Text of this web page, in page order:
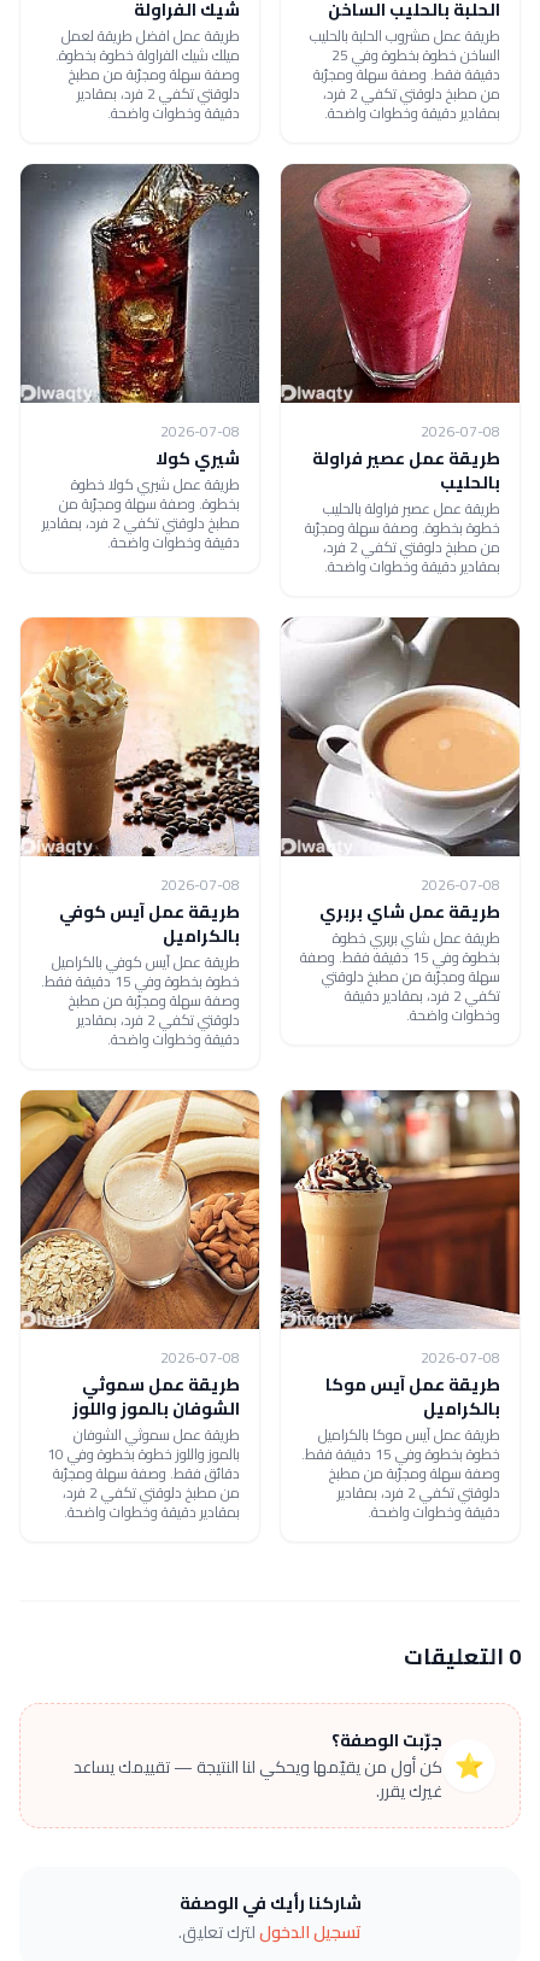
الحلبة بالحليب الساخن
طريقة عمل مشروب الحلبة بالحليب
الساخن خطوة بخطوة وفي 25
دقيقة فقط. وصفة سهلة ومجرّبة
من مطبخ دلوقتي تكفي 2 فرد،
بمقادير دقيقة وخطوات واضحة.
شيك الفراولة
طريقة عمل افضل طريقة لعمل
ميلك شيك الفراولة خطوة بخطوة.
وصفة سهلة ومجرّبة من مطبخ
دلوقتي تكفي 2 فرد، بمقادير
دقيقة وخطوات واضحة.
2026-07-08
طريقة عمل عصير فراولة
بالحليب
طريقة عمل عصير فراولة بالحليب
خطوة بخطوة. وصفة سهلة ومجرّبة
من مطبخ دلوقتي تكفي 2 فرد،
بمقادير دقيقة وخطوات واضحة.
2026-07-08
شيري كولا
طريقة عمل شيري كولا خطوة
بخطوة. وصفة سهلة ومجرّبة من
مطبخ دلوقتي تكفي 2 فرد، بمقادير
دقيقة وخطوات واضحة.
2026-07-08
طريقة عمل شاي بربري
طريقة عمل شاي بربري خطوة
بخطوة وفي 15 دقيقة فقط. وصفة
سهلة ومجرّبة من مطبخ دلوقتي
تكفي 2 فرد، بمقادير دقيقة
وخطوات واضحة.
2026-07-08
طريقة عمل آيس كوفي
بالكراميل
طريقة عمل آيس كوفي بالكراميل
خطوة بخطوة وفي 15 دقيقة فقط.
وصفة سهلة ومجرّبة من مطبخ
دلوقتي تكفي 2 فرد، بمقادير
دقيقة وخطوات واضحة.
2026-07-08
طريقة عمل آيس موكا
بالكراميل
طريقة عمل آيس موكا بالكراميل
خطوة بخطوة وفي 15 دقيقة فقط.
وصفة سهلة ومجرّبة من مطبخ
دلوقتي تكفي 2 فرد، بمقادير
دقيقة وخطوات واضحة.
2026-07-08
طريقة عمل سموثي
الشوفان بالموز واللوز
طريقة عمل سموثي الشوفان
بالموز واللوز خطوة بخطوة وفي 10
دقائق فقط. وصفة سهلة ومجرّبة
من مطبخ دلوقتي تكفي 2 فرد،
بمقادير دقيقة وخطوات واضحة.
0 التعليقات
⭐
جرّبت الوصفة؟
كن أول من يقيّمها ويحكي لنا النتيجة — تقييمك يساعد
غيرك يقرر.
شاركنا رأيك في الوصفة
تسجيل الدخوللترك تعليق.